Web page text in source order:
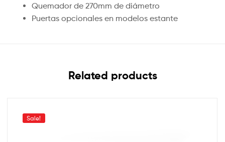
Quemador de 270mm de diámetro
Puertas opcionales en modelos estante
Related products
Sale!